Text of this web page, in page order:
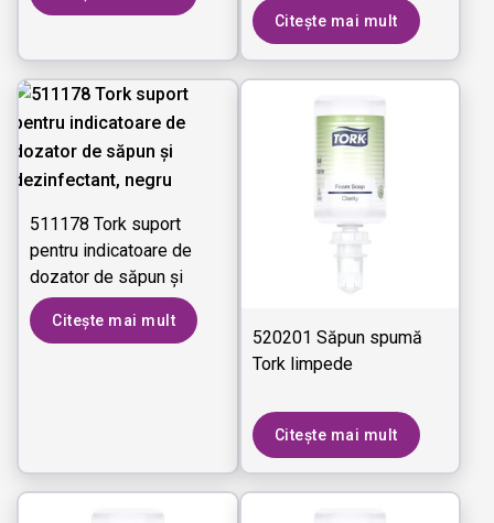
Citește mai mult
511178 Tork suport
pentru indicatoare de
dozator de săpun și
dezinfectant, negru
Citește mai mult
520201 Săpun spumă
Tork limpede
Citește mai mult